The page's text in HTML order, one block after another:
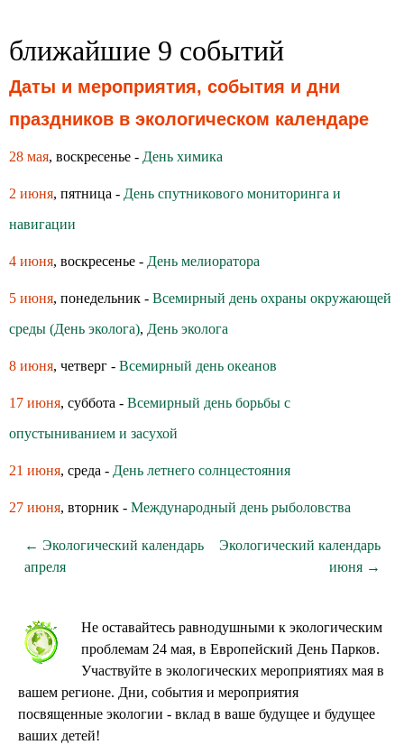
ближайшие 9 событий
Даты и мероприятия, события и дни
праздников в экологическом календаре
28 мая, воскресенье - День химика
2 июня, пятница - День спутникового мониторинга и
навигации
4 июня, воскресенье - День мелиоратора
5 июня, понедельник - Всемирный день охраны окружающей
среды (День эколога), День эколога
8 июня, четверг - Всемирный день океанов
17 июня, суббота - Всемирный день борьбы с
опустыниванием и засухой
21 июня, среда - День летнего солнцестояния
27 июня, вторник - Международный день рыболовства
← Экологический календарь
апреля
Экологический календарь
июня →
Не оставайтесь равнодушными к экологическим
проблемам 24 мая, в Европейский День Парков.
Участвуйте в экологических мероприятиях мая в
вашем регионе. Дни, события и мероприятия
посвященные экологии - вклад в ваше будущее и будущее
ваших детей!